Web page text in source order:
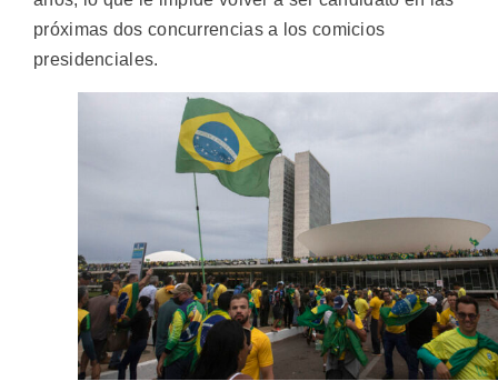
próximas dos concurrencias a los comicios
presidenciales.